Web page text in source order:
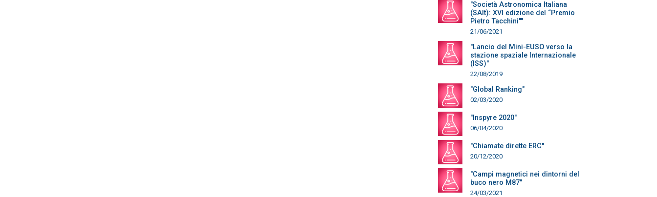
"Società Astronomica Italiana
(SAIt): XVI edizione del “Premio
Pietro Tacchini""
21/06/2021
"Lancio del Mini-EUSO verso la
stazione spaziale Internazionale
(ISS)"
22/08/2019
"Global Ranking"
02/03/2020
"Inspyre 2020"
06/04/2020
"Chiamate dirette ERC"
20/12/2020
"Campi magnetici nei dintorni del
buco nero M87"
24/03/2021